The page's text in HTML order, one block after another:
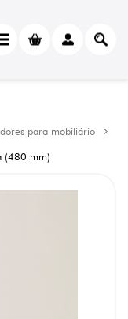
para mobiliário
(480 mm)